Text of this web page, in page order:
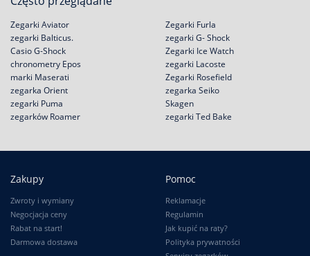
Zegarki Aviator
zegarki Balticus.
Casio G-Shock
chronometry Epos
Zegarki Furla
zegarki G- Shock
Zegarki Ice Watch
zegarki Lacoste
marki Maserati
zegarka Orient
zegarki Puma
zegarków Roamer
Zegarki Rosefield
zegarka Seiko
Skagen
zegarki Ted Bake
Zakupy
Zwroty i wymiany
Negocjacja ceny
Rabat na start!
Darmowa dostawa
Pomoc
Reklamacje
Regulamin
Jak kupić na raty?
Polityka prywatności